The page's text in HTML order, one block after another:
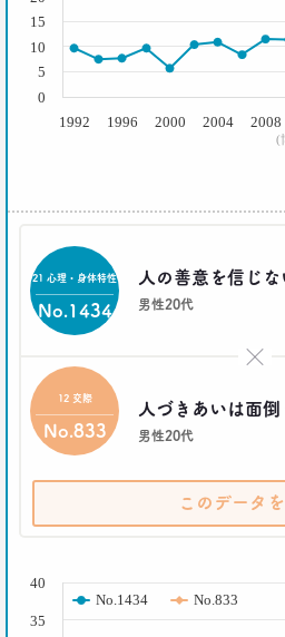
2021.02.25
シュフからシェフに！
オンラインで「我が家の食
夏山 明美
たこ焼きが1位？ 和食が消
–日経クロストレンド 連載
生活総研 主席研究員
夏山 明美
足りないのはお金より時間
40代おじさんの幸せは“時産
--日経クロストレンド 連
生活総研 上席研究員/コピーライター
--日経クロストレンド 連
生活総研 上席研究員/コピーライター
前沢 裕文
(
1992 1996 2000 2004 2008
10
0
5
15
人の善意を信じな
男性20代
21 心理・身体特性
No.1434
人づきあいは面倒
男性20代
12 交際
No.833
このデータ
No.1434 No.833
35
40